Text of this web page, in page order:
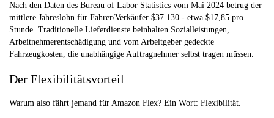
Nach den Daten des Bureau of Labor Statistics vom Mai 2024 betrug der
mittlere Jahreslohn für Fahrer/Verkäufer $37.130 - etwa $17,85 pro
Stunde. Traditionelle Lieferdienste beinhalten Sozialleistungen,
Arbeitnehmerentschädigung und vom Arbeitgeber gedeckte
Fahrzeugkosten, die unabhängige Auftragnehmer selbst tragen müssen.
Der Flexibilitätsvorteil
Warum also fährt jemand für Amazon Flex? Ein Wort: Flexibilität.